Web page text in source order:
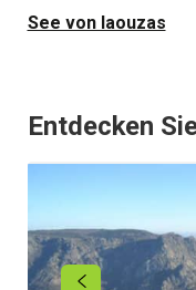
See von laouzas
Entdecken